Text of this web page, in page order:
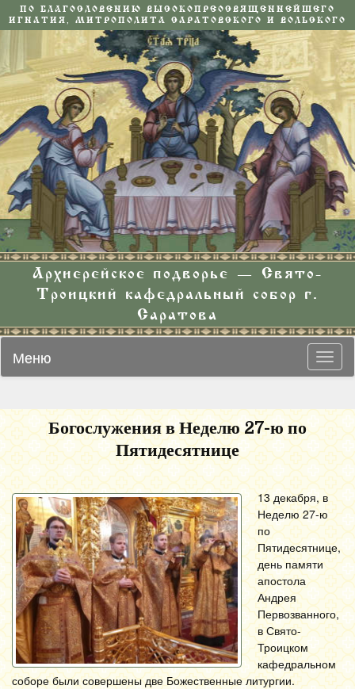
ПО БЛАГОСЛОВЕНИЮ ВЫСОКОПРЕОСВЯЩЕННЕЙШЕГО
ИГНАТИЯ, МИТРОПОЛИТА САРАТОВСКОГО И ВОЛЬСКОГО
Архиерейское подворье — Свято-
Троицкий кафедральный собор г.
Саратова
Меню
Богослужения в Неделю 27-ю по
Пятидесятнице
13 декабря, в
Неделю 27-ю
по
Пятидесятнице,
день памяти
апостола
Андрея
Первозванного,
в Свято-
Троицком
кафедральном
соборе были совершены две Божественные литургии.